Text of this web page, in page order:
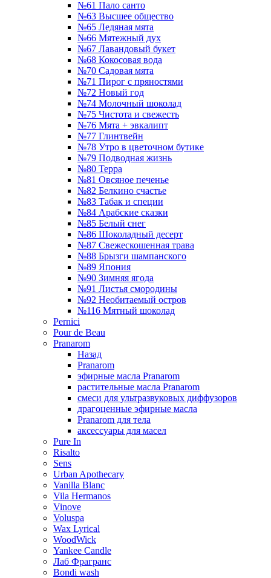
№61 Пало санто
№63 Высшее общество
№65 Ледяная мята
№66 Мятежный дух
№67 Лавандовый букет
№68 Кокосовая вода
№70 Садовая мята
№71 Пирог с пряностями
№72 Новый год
№74 Молочный шоколад
№75 Чистота и свежесть
№76 Мята + эвкалипт
№77 Глинтвейн
№78 Утро в цветочном бутике
№79 Подводная жизнь
№80 Терра
№81 Овсяное печенье
№82 Белкино счастье
№83 Табак и специи
№84 Арабские сказки
№85 Белый снег
№86 Шоколадный десерт
№87 Свежескошенная трава
№88 Брызги шампанского
№89 Япония
№90 Зимняя ягода
№91 Листья смородины
№92 Необитаемый остров
№116 Мятный шоколад
Pernici
Pour de Beau
Pranarom
Назад
Pranarom
эфирные масла Pranarom
растительные масла Pranarom
смеси для ультразвуковых диффузоров
драгоценные эфирные масла
Pranarom для тела
аксессуары для масел
Pure In
Risalto
Sens
Urban Apothecary
Vanilla Blanc
Vila Hermanos
Vinove
Voluspa
Wax Lyrical
WoodWick
Yankee Candle
Лаб Фрагранс
Bondi wash